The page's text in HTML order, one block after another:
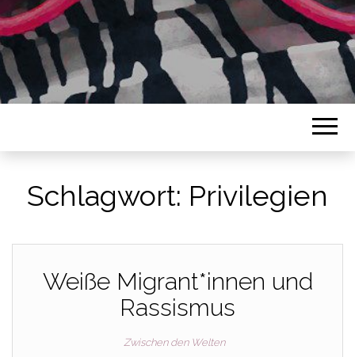
Schlagwort: Privilegien
Weiße Migrant*innen und
Rassismus
Zwischen den Welten